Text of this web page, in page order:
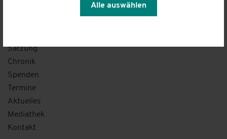
Alle auswählen
Satzung
Chronik
Spenden
Termine
Aktuelles
Mediathek
Kontakt